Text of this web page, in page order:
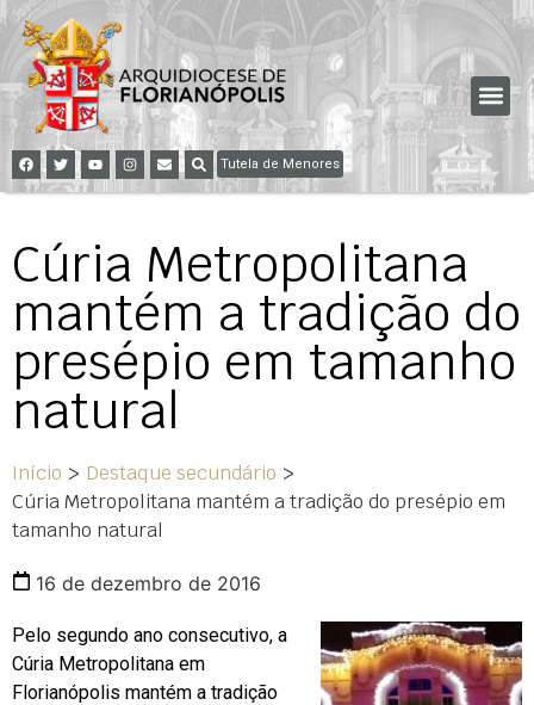
Tutela de Menores
Cúria Metropolitana
mantém a tradição do
presépio em tamanho
natural
Início > Destaque secundário >
Cúria Metropolitana mantém a tradição do presépio em
tamanho natural
16 de dezembro de 2016
Pelo segundo ano consecutivo, a
Cúria Metropolitana em
Florianópolis mantém a tradição